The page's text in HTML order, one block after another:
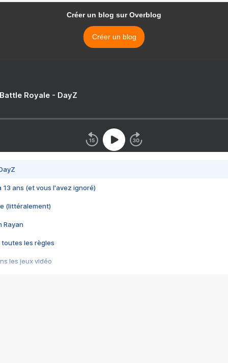
Créer un blog sur Overblog
Créer un blog
Royale - DayZ
13 ans (et vous l'avez ignoré)
(littéralement)
Rayan
toutes les règles
les jeux vidéo